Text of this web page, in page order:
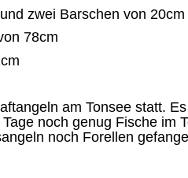
zwei Barschen von 20cm
78cm
am Tonsee statt.
noch genug Fische im
noch Forellen